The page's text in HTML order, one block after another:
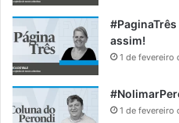
#PaginaTrês
assim!
1 de fevereiro
1 de fevereiro